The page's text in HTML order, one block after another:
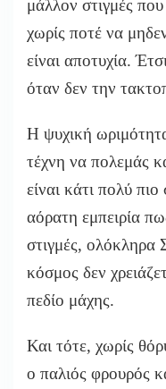
μάλλον στιγμές
χωρίς ποτέ να
είναι αποτυχία.
όταν δεν την
Η ψυχική
τέχνη να πολεμάς
είναι κάτι πολύ
αόρατη εμπειρία
στιγμές, ολόκληρα
κόσμος δεν
πεδίο μάχης.
Και τότε, χωρίς
ο παλιός φρουρός